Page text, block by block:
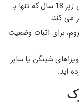
برای کودکان زیر 18 سال که تنها با
می کنند.
برای اثبات وضعیت
شینگن یا سایر
اید.